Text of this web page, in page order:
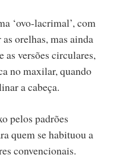
‘ovo-lacrimal’, com
orelhas, mas ainda
as versões circulares,
no maxilar, quando
a cabeça.
pelos padrões
quem se habituou a
convencionais.